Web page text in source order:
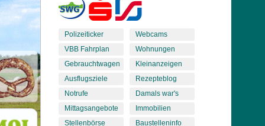
Polizeiticker
VBB Fahrplan
Gebrauchtwagen
Ausflugsziele
Notrufe
Mittagsangebote
Stellenbörse
Webcams
Wohnungen
Kleinanzeigen
Rezepteblog
Damals war's
Immobilien
Baustelleninfo